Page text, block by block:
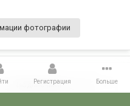
фотографии
Подписчики 0
Регистрация Больше